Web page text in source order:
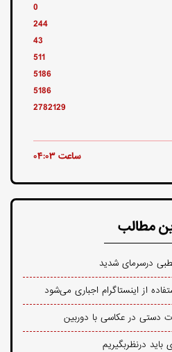
0
244
43
511
5186
5186
2782129
ساعت ۰۴:۰۳
مطالب
درسرمای شدید
از اینستاگرام اجباری می‌شود